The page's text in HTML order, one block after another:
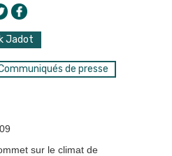
Jadot
de presse
sur le climat de